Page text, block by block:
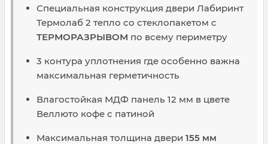
Специальная конструкция двери Лабиринт
Термолаб 2 тепло со стеклопакетом с
ТЕРМОРАЗРЫВОМ по всему периметру
3 контура уплотнения где особенно важна
максимальная герметичность
Влагостойкая МДФ панель 12 мм в цвете
Веллюто кофе с патиной
Максимальная толщина двери 155 мм